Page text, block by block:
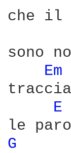
che il
sono
Em
E
G